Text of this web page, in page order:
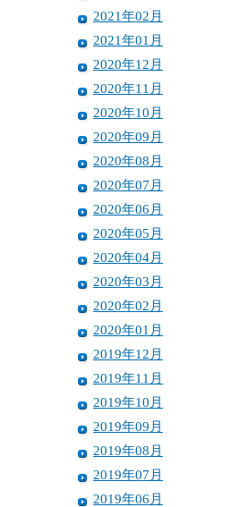
2021年02月
2021年01月
2020年12月
2020年11月
2020年10月
2020年09月
2020年08月
2020年07月
2020年06月
2020年05月
2020年04月
2020年03月
2020年02月
2020年01月
2019年12月
2019年11月
2019年10月
2019年09月
2019年08月
2019年07月
2019年06月